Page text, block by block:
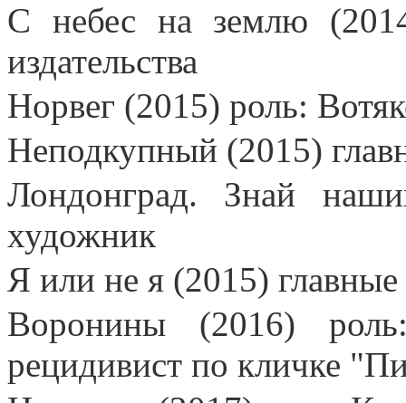
С небес на землю
издательства
Норвег (2015) роль:
Неподкупный (2015)
Лондонград. Знай
художник
Я или не я (2015)
Воронины (2016)
рецидивист по кличке